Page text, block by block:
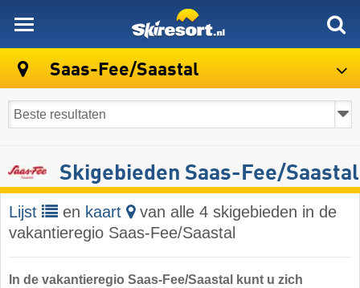
Saas-Fee/Saastal
Skigebieden Saas-Fee/​Saastal
Lijst en kaart
van alle 4 skigebieden in de
vakantieregio Saas-Fee/​Saastal
In de vakantieregio Saas-Fee/​​Saastal kunt u zich